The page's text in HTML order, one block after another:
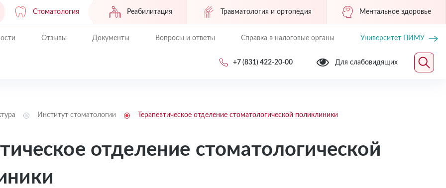
Стоматология Реабилитация Травматология и ортопедия Ментальное здоровье
Отзывы Документы Вопросы и ответы Справка в налоговые органы Университет ПИМУ
+7 (831) 422-20-00 Для слабовидящих
Институт стоматологии Терапевтическое отделение стоматологической поликлиники
отделение стоматологической